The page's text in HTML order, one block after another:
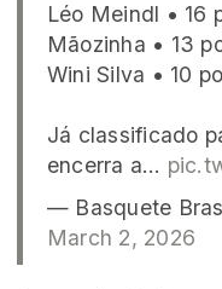
Léo Meindl • 16
Mãozinha • 13
Wini Silva • 10
Já classificado
encerra a…
— Basquete
March 2, 2026